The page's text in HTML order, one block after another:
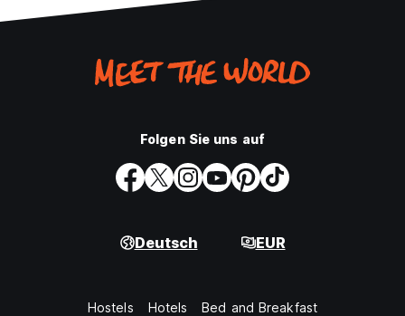
Folgen Sie uns auf
Deutsch EUR
Hostels Hotels Bed and Breakfast